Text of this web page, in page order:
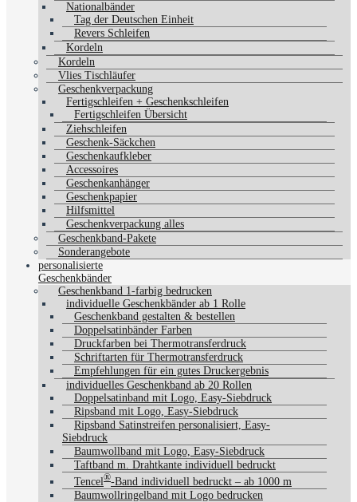
Nationalbänder
Tag der Deutschen Einheit
Revers Schleifen
Kordeln
Kordeln
Vlies Tischläufer
Geschenkverpackung
Fertigschleifen + Geschenkschleifen
Fertigschleifen Übersicht
Ziehschleifen
Geschenk-Säckchen
Geschenkaufkleber
Accessoires
Geschenkanhänger
Geschenkpapier
Hilfsmittel
Geschenkverpackung alles
Geschenkband-Pakete
Sonderangebote
personalisierte
Geschenkbänder
Geschenkband 1-farbig bedrucken
individuelle Geschenkbänder ab 1 Rolle
Geschenkband gestalten & bestellen
Doppelsatinbänder Farben
Druckfarben bei Thermotransferdruck
Schriftarten für Thermotransferdruck
Empfehlungen für ein gutes Druckergebnis
individuelles Geschenkband ab 20 Rollen
Doppelsatinband mit Logo, Easy-Siebdruck
Ripsband mit Logo, Easy-Siebdruck
Ripsband Satinstreifen personalisiert, Easy-
Siebdruck
Baumwollband mit Logo, Easy-Siebdruck
Taftband m. Drahtkante individuell bedruckt
Tencel®-Band individuell bedruckt – ab 1000 m
Baumwollringelband mit Logo bedrucken